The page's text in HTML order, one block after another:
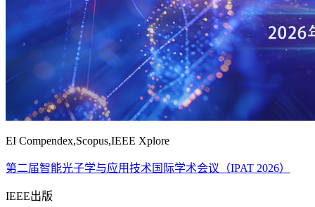
EI Compendex,Scopus,IEEE Xplore
第二届智能光子学与应用技术国际学术会议（IPAT 2026）
IEEE出版